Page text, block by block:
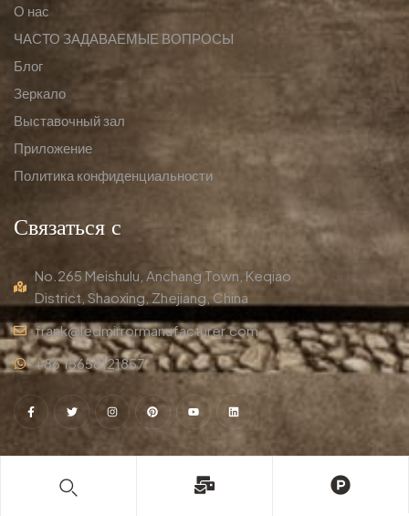
О нас
ЧАСТО ЗАДАВАЕМЫЕ ВОПРОСЫ
Блог
Зеркало
Выставочный зал
Приложение
Политика конфиденциальности
Связаться с
No.265 Meishulu, Anchang Town, Keqiao
District, Shaoxing, Zhejiang, China
frank@ledmirrormanufacturer.com
+86 15658121857